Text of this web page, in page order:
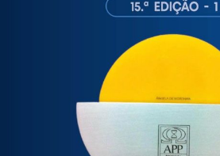
intergeracional, e de uma
negativos relativamente à idade e ao